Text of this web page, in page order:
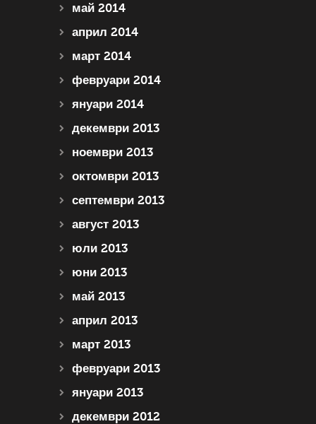
май 2014
април 2014
март 2014
февруари 2014
януари 2014
декември 2013
ноември 2013
октомври 2013
септември 2013
август 2013
юли 2013
юни 2013
май 2013
април 2013
март 2013
февруари 2013
януари 2013
декември 2012